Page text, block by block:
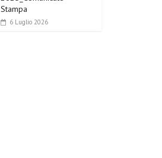
Stampa
6 Luglio 2026